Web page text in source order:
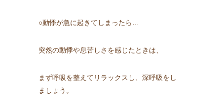
○動悸が急に起きてしまったら…
突然の動悸や息苦しさを感じたときは、
まず呼吸を整えてリラックスし、深呼吸をし
ましょう。